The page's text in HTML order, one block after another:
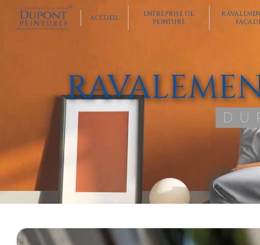
ACCUEIL
ENTREPRISE DE
PEINTURE
Panneau de gestion des cookies